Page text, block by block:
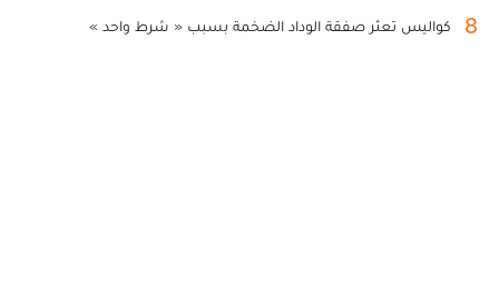
8 كواليس تعثر صفقة الوداد الضخمة بسبب « شرط واحد »